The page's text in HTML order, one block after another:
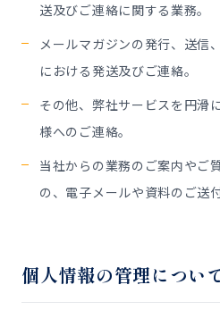
送及びご連絡に関する業務。
メールマガジンの発行、送信
における発送及びご連絡。
その他、弊社サービスを円滑
様へのご連絡。
当社からの業務のご案内やご
の、電子メールや資料のご送付
個人情報の管理につい